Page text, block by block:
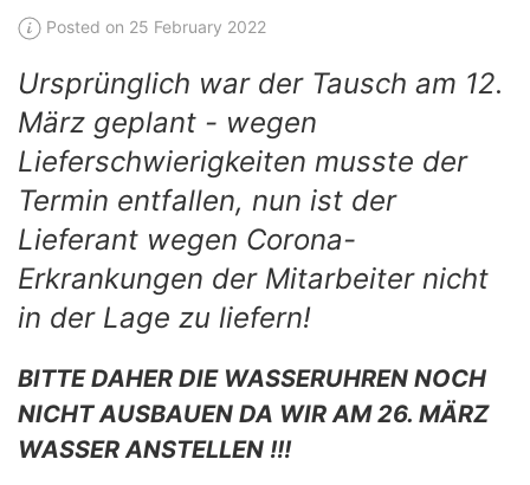
Posted on 25 February 2022
Ursprünglich war der Tausch am 12.
März geplant - wegen
Lieferschwierigkeiten musste der
Termin entfallen, nun ist der
Lieferant wegen Corona-
Erkrankungen der Mitarbeiter nicht
in der Lage zu liefern!
BITTE DAHER DIE WASSERUHREN NOCH
NICHT AUSBAUEN DA WIR AM 26. MÄRZ
WASSER ANSTELLEN !!!